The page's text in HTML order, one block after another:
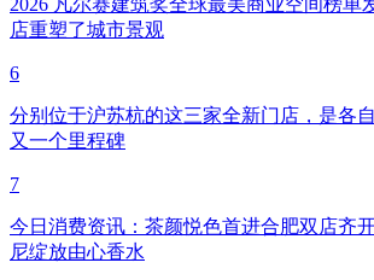
2026 凡尔赛建筑奖全球最美商业空间榜单
店重塑了城市景观
6
分别位于沪苏杭的这三家全新门店，是各
又一个里程碑
7
今日消费资讯：茶颜悦色首进合肥双店齐
尼绽放由心香水